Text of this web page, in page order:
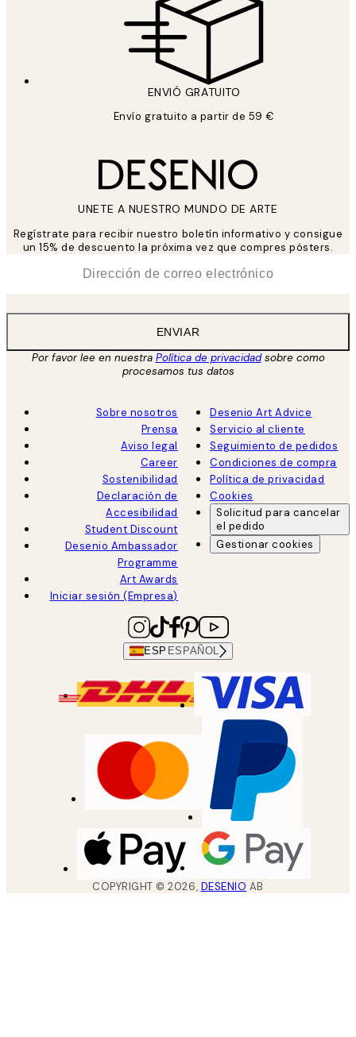
ENVIÓ GRATUITO
Envío gratuito a partir de 59 €
UNETE A NUESTRO MUNDO DE ARTE
Regístrate para recibir nuestro boletín informativo y consigue
un 15% de descuento la próxima vez que compres pósters.
ENVIAR
Por favor lee en nuestra Política de privacidadsobre como
procesamos tus datos
Sobre nosotros
Prensa
Aviso legal
Career
Sostenibilidad
Declaración de
Accesibilidad
Student Discount
Desenio Ambassador
Programme
Art Awards
Iniciar sesión (Empresa)
Desenio Art Advice
Servicio al cliente
Seguimiento de pedidos
Condiciones de compra
Política de privacidad
Cookies
Solicitud para cancelar
el pedido
Gestionar cookies
ESP ESPAÑOL
COPYRIGHT ©2026, DESENIO AB